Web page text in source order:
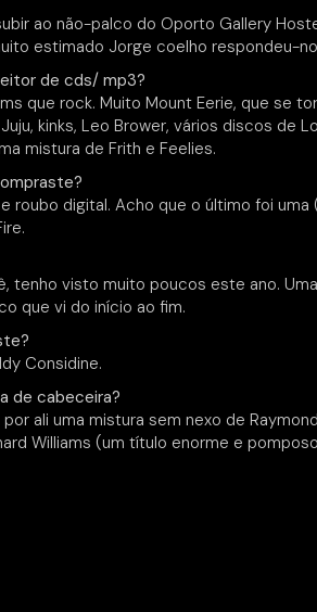
ao não-palco do Oporto Gallery
estimado Jorge coelho respondeu-
de cds/ mp3?
que rock. Muito Mount Eerie, que se
kinks, Leo Brower, vários discos de
mistura de Frith e Feelies.
roubo digital. Acho que o último foi
tenho visto muito poucos este ano.
que vi do início ao fim.
Considine.
de cabeceira?
ali uma mistura sem nexo de
Williams (um título enorme e